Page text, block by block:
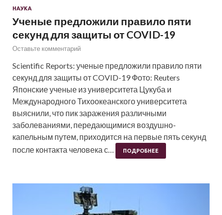
НАУКА
Ученые предложили правило пяти
секунд для защиты от COVID-19
Оставьте комментарий
Scientific Reports: ученые предложили правило пяти
секунд для защиты от COVID-19 Фото: Reuters
Японские ученые из университета Цукуба и
Международного Тихоокеанского университета
выяснили, что пик заражения различными
заболеваниями, передающимися воздушно-
капельным путем, приходится на первые пять секунд
после контакта человека с…
ПОДРОБНЕЕ